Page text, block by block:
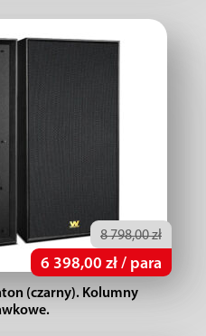
8 798,00 zł
6 398,00 zł / para
(czarny). Kolumny